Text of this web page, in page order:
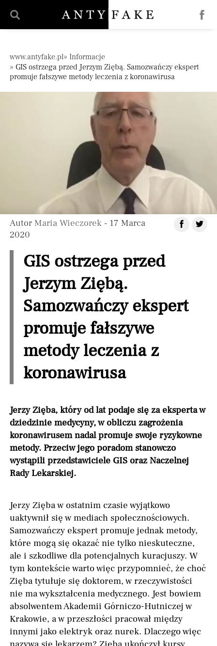
Pomiń nawigację
www.antyfake.pl
Informacje
GIS ostrzega przed Jerzym Ziębą. Samozwańczy ekspert
promuje fałszywe metody leczenia z koronawirusa
Autor Maria Wieczorek - 17 Marca
2020
GIS ostrzega przed
Jerzym Ziębą.
Samozwańczy ekspert
promuje fałszywe
metody leczenia z
koronawirusa
Jerzy Zięba, który od lat podaje się za eksperta w
dziedzinie medycyny, w obliczu zagrożenia
koronawirusem nadal promuje swoje ryzykowne
metody. Przeciw jego poradom stanowczo
wystąpili przedstawiciele GIS oraz Naczelnej
Rady Lekarskiej.
Jerzy Zięba w ostatnim czasie wyjątkowo
uaktywnił się w mediach społecznościowych.
Samozwańczy ekspert promuje jednak metody,
które mogą się okazać nie tylko nieskuteczne,
ale i szkodliwe dla potencjalnych kuracjuszy. W
tym kontekście warto więc przypomnieć, że choć
Zięba tytułuje się doktorem, w rzeczywistości
nie ma wykształcenia medycznego. Jest bowiem
absolwentem Akademii Górniczo-Hutniczej w
Krakowie, a w przeszłości pracował między
innymi jako elektryk oraz nurek. Dlaczego więc